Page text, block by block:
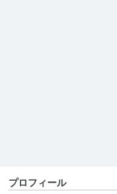
プロフィール